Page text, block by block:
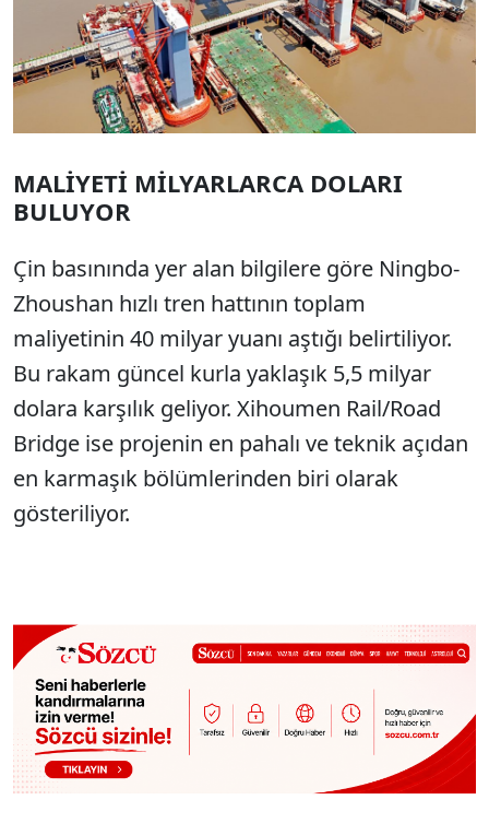
MALİYETİ MİLYARLARCA DOLARI
BULUYOR
Çin basınında yer alan bilgilere göre Ningbo-
Zhoushan hızlı tren hattının toplam
maliyetinin 40 milyar yuanı aştığı belirtiliyor.
Bu rakam güncel kurla yaklaşık 5,5 milyar
dolara karşılık geliyor. Xihoumen Rail/Road
Bridge ise projenin en pahalı ve teknik açıdan
en karmaşık bölümlerinden biri olarak
gösteriliyor.